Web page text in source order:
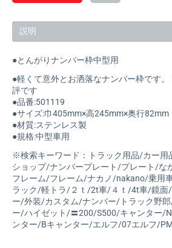
説明
●とんがりナンバー枠中型用
●軽くて意外とお洒落なナンバー枠です
評です
●品番:501119
●サイズ:巾405mm×高245mm×奥行82mm
●材質:ステンレス製
●規格:中型車用
※検索キーワード：トラック用品/カー用
ショップ/ナンバープレート/プレート/な
フレーム/フレーム/ナカノ/nakano/乗用
ラック/軽トラ/２ｔ/2t車/４ｔ/4t車/鏡面
ー/外装/カスタム/ナンバー/トラック野
ー/ハイゼット/〓200/S500/キャンター/
ンター/Bキャンター/エルフ/07エルフ/